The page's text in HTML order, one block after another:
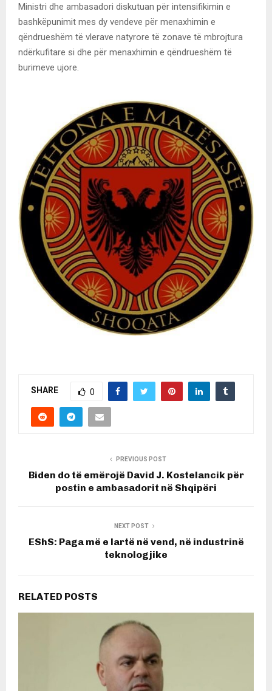
Ministri dhe ambasadori diskutuan për intensifikimin e
bashkëpunimit mes dy vendeve për menaxhimin e
qëndrueshëm të vlerave natyrore të zonave të mbrojtura
ndërkufitare si dhe për menaxhimin e qëndrueshëm të
burimeve ujore.
SHARE 0
PREVIOUS POST
Biden do të emërojë David J. Kostelancik për
postin e ambasadorit në Shqipëri
NEXT POST
EShS: Paga më e lartë në vend, në industrinë
teknologjike
RELATED POSTS